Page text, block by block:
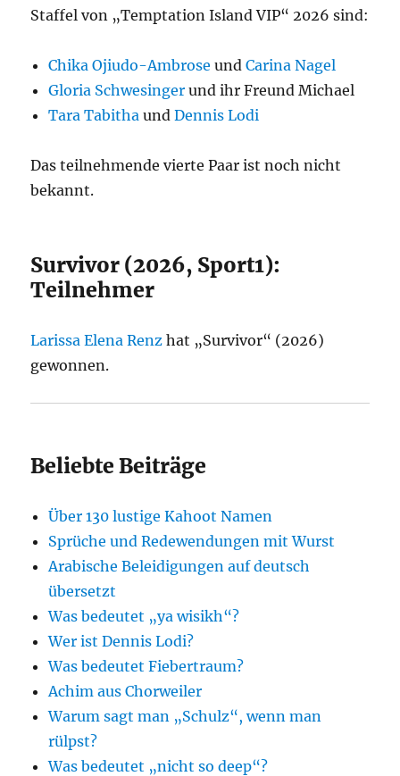
Staffel von „Temptation Island VIP“ 2026 sind:
Chika Ojiudo-Ambrose undCarina Nagel
Gloria Schwesinger und ihr Freund Michael
Tara Tabitha undDennis Lodi
Das teilnehmende vierte Paar ist noch nicht
bekannt.
Survivor (2026, Sport1):
Teilnehmer
Larissa Elena Renz hat „Survivor“ (2026)
gewonnen.
Beliebte Beiträge
Über 130 lustige Kahoot Namen
Sprüche und Redewendungen mit Wurst
Arabische Beleidigungen auf deutsch
übersetzt
Was bedeutet „ya wisikh“?
Wer ist Dennis Lodi?
Was bedeutet Fiebertraum?
Achim aus Chorweiler
Warum sagt man „Schulz“, wenn man
rülpst?
Was bedeutet „nicht so deep“?